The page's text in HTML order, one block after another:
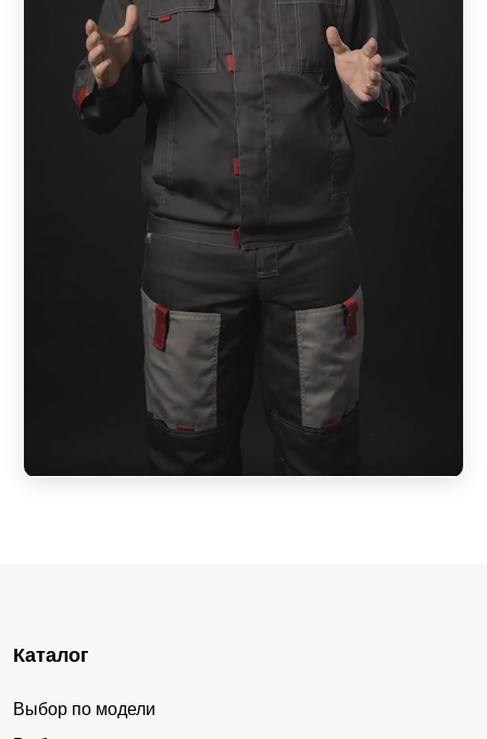
Каталог
Выбор по модели